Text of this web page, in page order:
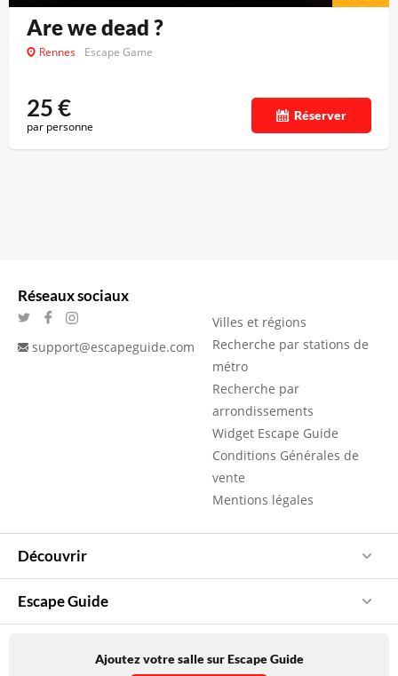
Are we dead ?
Rennes Escape Game
25€
par personne
Réserver
Réseaux sociaux
support@escapeguide.com
Villes et régions
Recherche par stations de
métro
Recherche par
arrondissements
Widget Escape Guide
Conditions Générales de
vente
Mentions légales
Découvrir
Escape Guide
Ajoutez votre salle sur Escape Guide